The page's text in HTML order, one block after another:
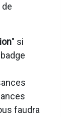
de
" si
faudra